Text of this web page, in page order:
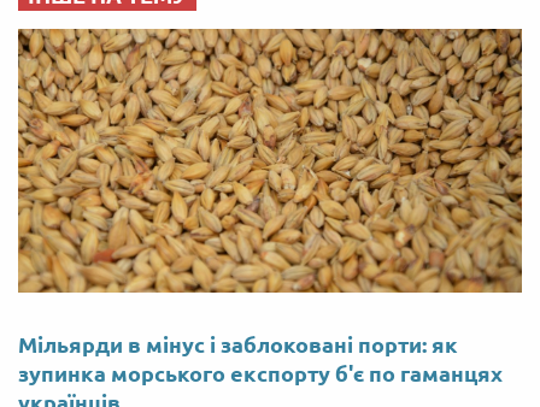
Мільярди в мінус і заблоковані порти: як
зупинка морського експорту б'є по гаманцях
українців